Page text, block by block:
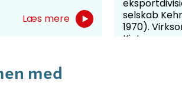
Læs mere
selskab
1970).
Kiato-...
med